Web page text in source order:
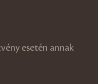
esetén annak